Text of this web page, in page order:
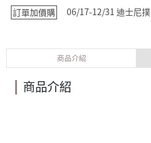
訂單加價購
06/17-12/31 迪士尼
商品介紹
商品介紹